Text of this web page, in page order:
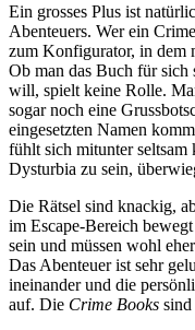
Ein grosses Plus ist
Abenteuers. Wer ein
zum Konfigurator, in dem
Ob man das Buch für sich
will, spielt keine Rolle.
sogar noch eine
eingesetzten Namen
fühlt sich mitunter seltsam
Dysturbia zu sein,
Die Rätsel sind knackig,
im Escape-Bereich
sein und müssen wohl
Das Abenteuer ist sehr
ineinander und die
auf. Die Crime Books sind